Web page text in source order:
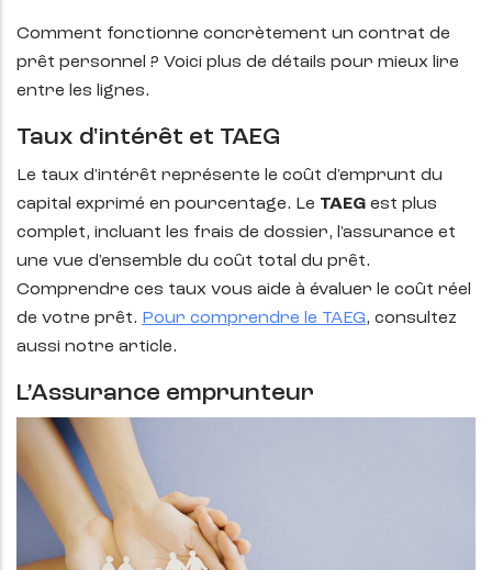
Comment fonctionne concrètement un contrat de
prêt personnel ? Voici plus de détails pour mieux lire
entre les lignes.
Taux d'intérêt et TAEG
Le taux d'intérêt représente le coût d'emprunt du
capital exprimé en pourcentage. Le TAEG est plus
complet, incluant les frais de dossier, l'assurance et
une vue d'ensemble du coût total du prêt.
Comprendre ces taux vous aide à évaluer le coût réel
de votre prêt. Pour comprendre le TAEG, consultez
aussi notre article.
L’Assurance emprunteur